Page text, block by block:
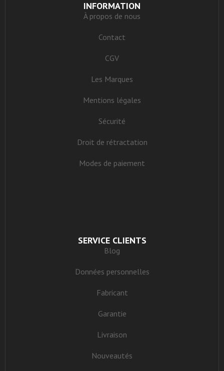
INFORMATION
À propos de nous
Contact
CGV
Les Marques
Mentions légales
Sécurité
Droit de rétractation
Modes de paiement
SERVICE CLIENTS
Blog
Données personnelles
Fabricant
Garantie
Livraison
Nouveautés